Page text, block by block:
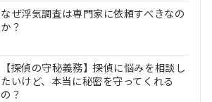
なぜ浮気調査は専門家に依頼すべきなの
か？
【探偵の守秘義務】探偵に悩みを相談し
たいけど、本当に秘密を守ってくれる
の？